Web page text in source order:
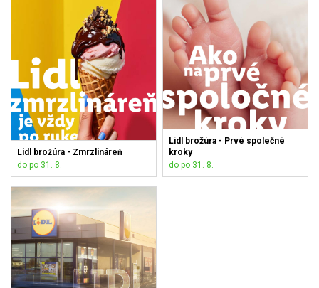
Lidl brožúra - Zmrzlináreň
do po 31. 8.
Lidl brožúra - Prvé společné
kroky
do po 31. 8.